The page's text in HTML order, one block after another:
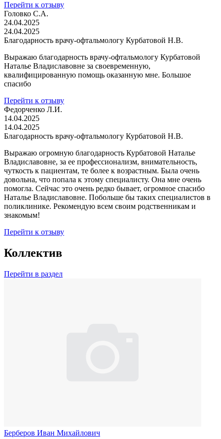
Перейти к отзыву
Головко С.А.
24.04.2025
24.04.2025
Благодарность врачу-офтальмологу Курбатовой Н.В.
Выражаю благодарность врачу-офтальмологу Курбатовой
Наталье Владиславовне за своевременную,
квалифицированную помощь оказанную мне. Большое
спасибо
Перейти к отзыву
Федорченко Л.И.
14.04.2025
14.04.2025
Благодарность врачу-офтальмологу Курбатовой Н.В.
Выражаю огромную благодарность Курбатовой Наталье
Владиславовне, за ее профессионализм, внимательность,
чуткость к пациентам, те более к возрастным. Была очень
довольна, что попала к этому специалисту. Она мне очень
помогла. Сейчас это очень редко бывает, огромное спасибо
Наталье Владиславовне. Побольше бы таких специалистов в
поликлинике. Рекомендую всем своим родственникам и
знакомым!
Перейти к отзыву
Коллектив
Перейти в раздел
Берберов Иван Михайлович